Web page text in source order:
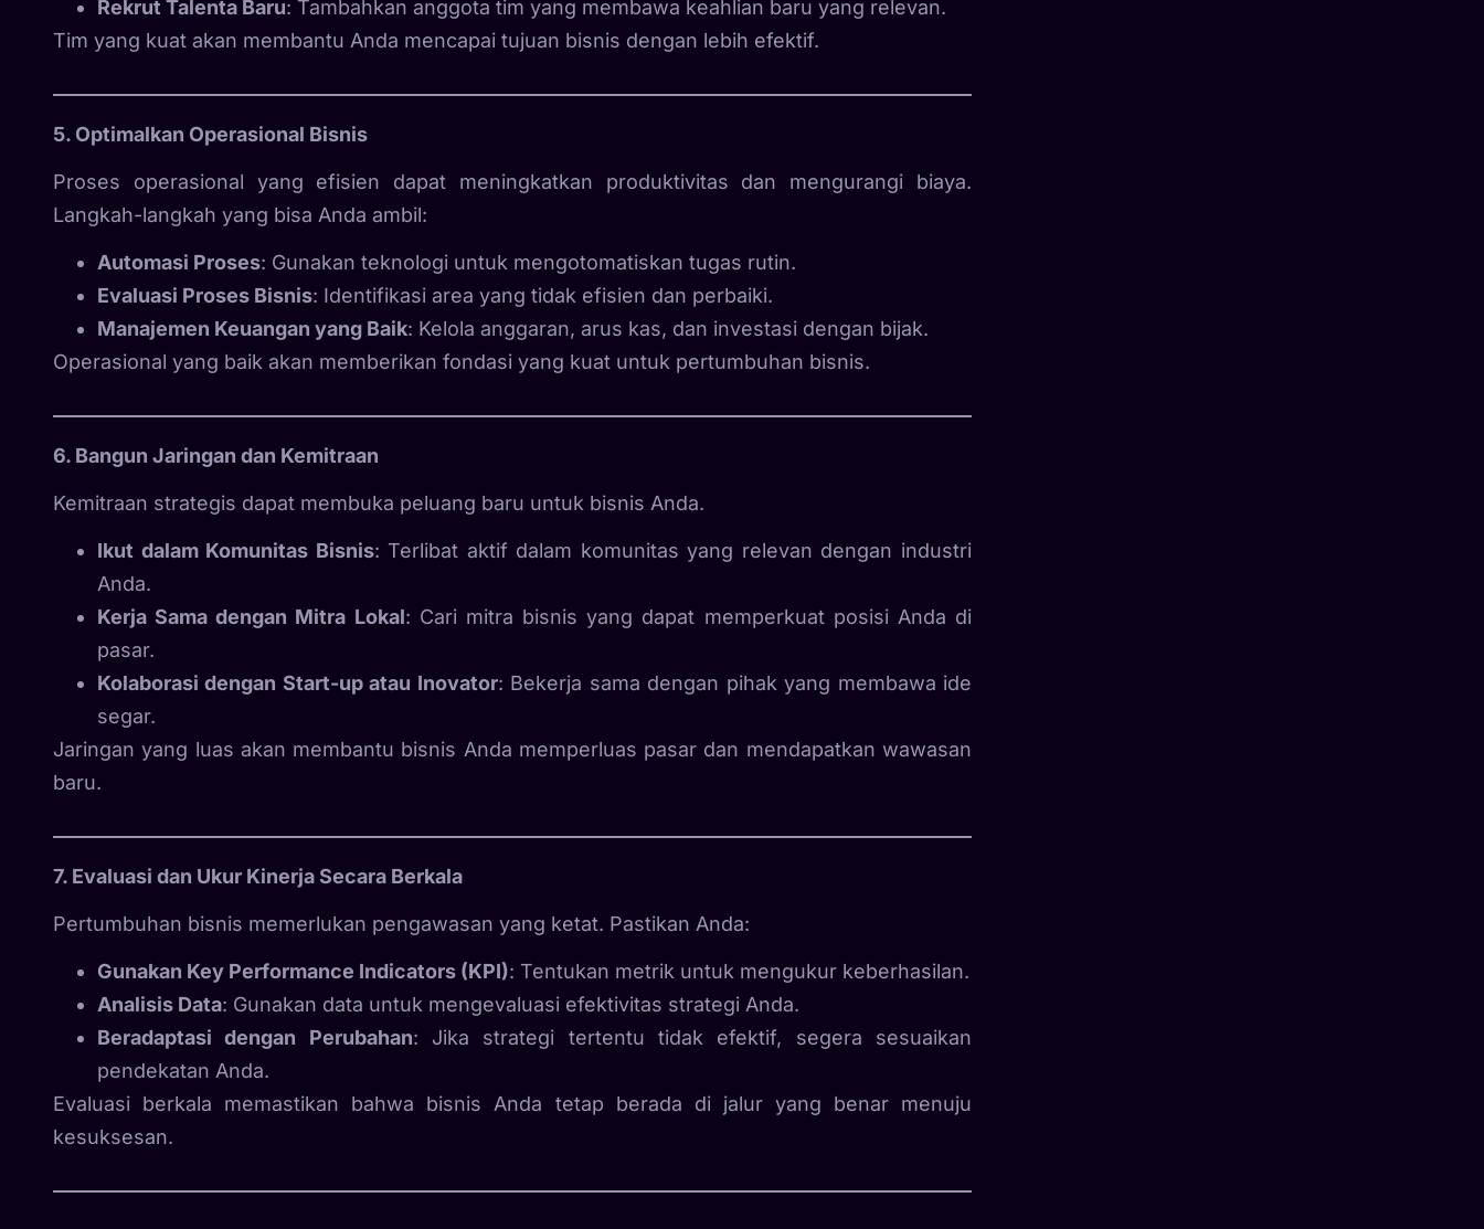
Rekrut Talenta Baru: Tambahkan anggota tim yang membawa keahlian baru yang relevan.
Tim yang kuat akan membantu Anda mencapai tujuan bisnis dengan lebih efektif.
5. Optimalkan Operasional Bisnis
Proses operasional yang efisien dapat meningkatkan produktivitas dan mengurangi biaya.
Langkah-langkah yang bisa Anda ambil:
Automasi Proses: Gunakan teknologi untuk mengotomatiskan tugas rutin.
Evaluasi Proses Bisnis: Identifikasi area yang tidak efisien dan perbaiki.
Manajemen Keuangan yang Baik: Kelola anggaran, arus kas, dan investasi dengan bijak.
Operasional yang baik akan memberikan fondasi yang kuat untuk pertumbuhan bisnis.
6. Bangun Jaringan dan Kemitraan
Kemitraan strategis dapat membuka peluang baru untuk bisnis Anda.
Ikut dalam Komunitas Bisnis: Terlibat aktif dalam komunitas yang relevan dengan industri
Anda.
Kerja Sama dengan Mitra Lokal: Cari mitra bisnis yang dapat memperkuat posisi Anda di
pasar.
Kolaborasi dengan Start-up atau Inovator: Bekerja sama dengan pihak yang membawa ide
segar.
Jaringan yang luas akan membantu bisnis Anda memperluas pasar dan mendapatkan wawasan
baru.
7. Evaluasi dan Ukur Kinerja Secara Berkala
Pertumbuhan bisnis memerlukan pengawasan yang ketat. Pastikan Anda:
Gunakan Key Performance Indicators (KPI): Tentukan metrik untuk mengukur keberhasilan.
Analisis Data: Gunakan data untuk mengevaluasi efektivitas strategi Anda.
Beradaptasi dengan Perubahan: Jika strategi tertentu tidak efektif, segera sesuaikan
pendekatan Anda.
Evaluasi berkala memastikan bahwa bisnis Anda tetap berada di jalur yang benar menuju
kesuksesan.